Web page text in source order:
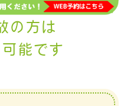
の方は
能です